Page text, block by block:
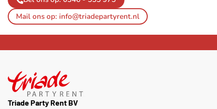
Mail ons op: info@triadepartyrent.nl
Triade Party Rent BV